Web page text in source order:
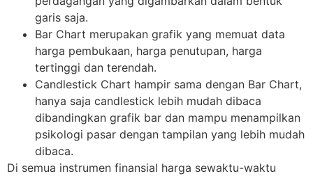
garis saja.
Bar Chart merupakan grafik yang memuat data
harga pembukaan, harga penutupan, harga
tertinggi dan terendah.
Candlestick Chart hampir sama dengan Bar Chart,
hanya saja candlestick lebih mudah dibaca
dibandingkan grafik bar dan mampu menampilkan
psikologi pasar dengan tampilan yang lebih mudah
dibaca.
Di semua instrumen finansial harga sewaktu-waktu